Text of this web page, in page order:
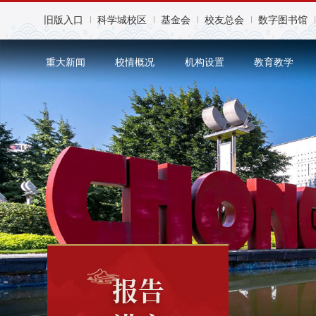
旧版入口 科学城校区 基金会 校友总会 数字图书馆
重大新闻 校情概况 机构设置 教育教学
报告